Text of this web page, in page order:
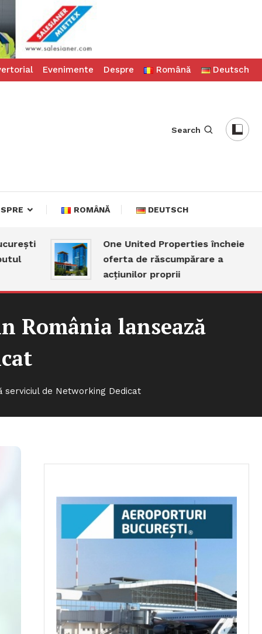
Evenimente Despre Română Deutsch
Search
ROMÂNĂ DEUTSCH
One United Properties încheie
oferta de răscumpărare a
acțiunilor proprii
România lansează
serviciul de Networking Dedicat